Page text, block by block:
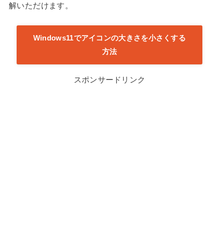
解いただけます。
Windows11でアイコンの大きさを小さくする
方法
スポンサードリンク